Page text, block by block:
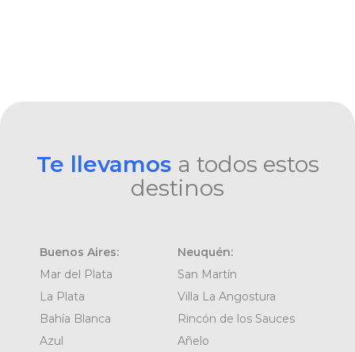
Te llevamos a todos estos
destinos
Buenos Aires:
Mar del Plata
La Plata
Bahía Blanca
Azul
Neuquén:
San Martín
Villa La Angostura
Rincón de los Sauces
Añelo